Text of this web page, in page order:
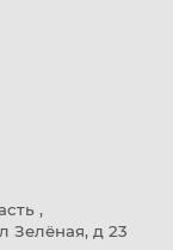
,
Зелёная, д 23